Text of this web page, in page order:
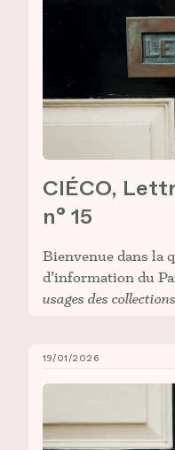
CIÉCO,
n° 15
Bienvenue dans la
d’information du
usages des
CIÉCO, Lettre
19/01/2026